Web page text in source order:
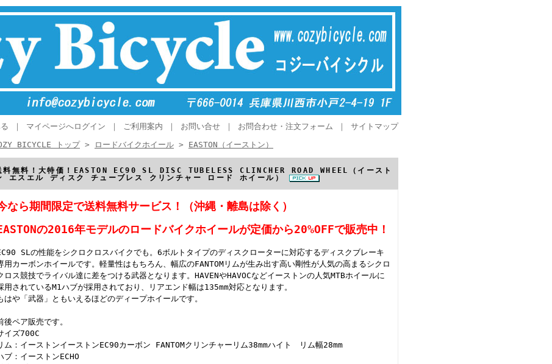
｜ マイページへログイン ｜ ご利用案内 ｜ お問い合せ ｜ お問合わせ・注文フォーム ｜ サイトマップ
BICYCLE トップ> ロードバイクホイール > EASTON（イーストン）
料無料！大特価！EASTON EC90 SL DISC TUBELESS CLINCHER ROAD WHEEL（イースト
エスエル ディスク チューブレス クリンチャー ロード ホイール）
なら期間限定で送料無料サービス！（沖縄・離島は除く）
の2016年モデルのロードバイクホイールが定価から20%OFFで販売中！
SLの性能をシクロクロスバイクでも。6ボルトタイプのディスクローターに対応するディスクブレーキ
用カーボンホイールです。軽量性はもちろん、幅広のFANTOMリムが生み出す高い剛性が人気の高まるシクロ
ロス競技でライバル達に差をつける武器となります。HAVENやHAVOCなどイーストンの人気MTBホイールに
用されているM1ハブが採用されており、リアエンド幅は135mm対応となります。
はや「武器」ともいえるほどのディープホイールです。
後ペア販売です。
イズ700C
ム：イーストンイーストンEC90カーボン FANTOMクリンチャーリム38mmハイト リム幅28mm
ブ：イーストンECHO